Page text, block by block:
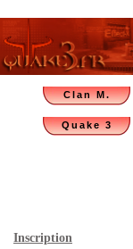
Clan M.
Quake 3
Inscription